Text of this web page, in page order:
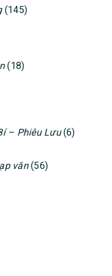
(145)
(18)
– Phiêu Lưu(6)
văn(56)